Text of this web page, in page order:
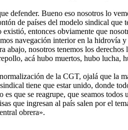
defender. Bueno eso nosotros lo
de países del modelo sindical que
entonces obviamente que
navegación interior en la hidrovía
nosotros tenemos los derechos
acá hubo muertos, hubo lucha,
de la CGT, ojalá que la
tiene que estar unido, donde
que se reagrupe, que seamos todos
que ingresan al país salen por el
obrera».